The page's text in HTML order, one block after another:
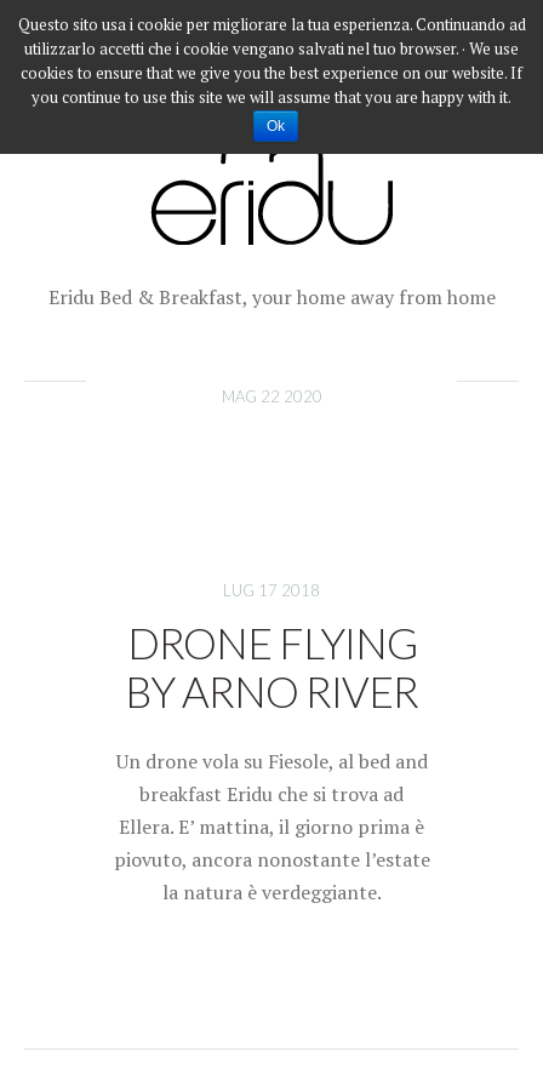
Eridu Bed & Breakfast, your home away from home
MAG 22 2020
LUG 17 2018
DRONE FLYING
BY ARNO RIVER
Un drone vola su Fiesole, al bed and
breakfast Eridu che si trova ad
Ellera. E’ mattina, il giorno prima è
piovuto, ancora nonostante l’estate
la natura è verdeggiante.
Questo sito usa i cookie per migliorare la tua esperienza. Continuando ad
utilizzarlo accetti che i cookie vengano salvati nel tuo browser. · We use
cookies to ensure that we give you the best experience on our website. If
you continue to use this site we will assume that you are happy with it.
Ok